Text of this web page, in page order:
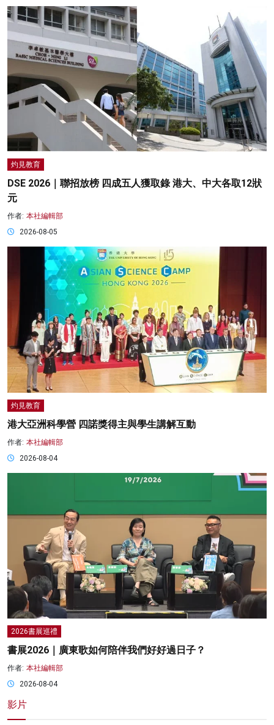
灼見教育
DSE 2026｜聯招放榜 四成五人獲取錄 港大、中大各取12狀
元
作者: 本社編輯部
2026-08-05
灼見教育
港大亞洲科學營 四諾獎得主與學生講解互動
作者: 本社編輯部
2026-08-04
2026書展巡禮
書展2026｜廣東歌如何陪伴我們好好過日子？
作者: 本社編輯部
2026-08-04
影片